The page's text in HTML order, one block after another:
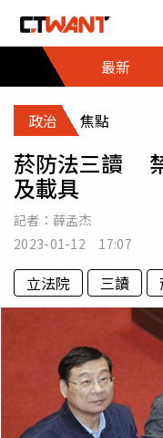
最新
政治 焦點
菸防法三讀
及載具
記者： 薛孟杰
2023-01-12 17:07
立法院 三讀